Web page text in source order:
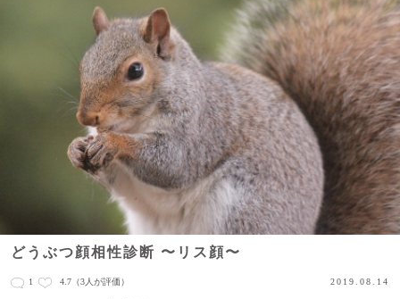
どうぶつ顔相性診断 〜リス顔〜
1 4.7 （3人が評価） 2019.08.14